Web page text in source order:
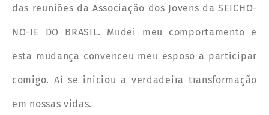
das reuniões da Associação dos Jovens da SEICHO-
NO-IE DO BRASIL. Mudei meu comportamento e
esta mudança convenceu meu esposo a participar
comigo. Aí se iniciou a verdadeira transformação
em nossas vidas.